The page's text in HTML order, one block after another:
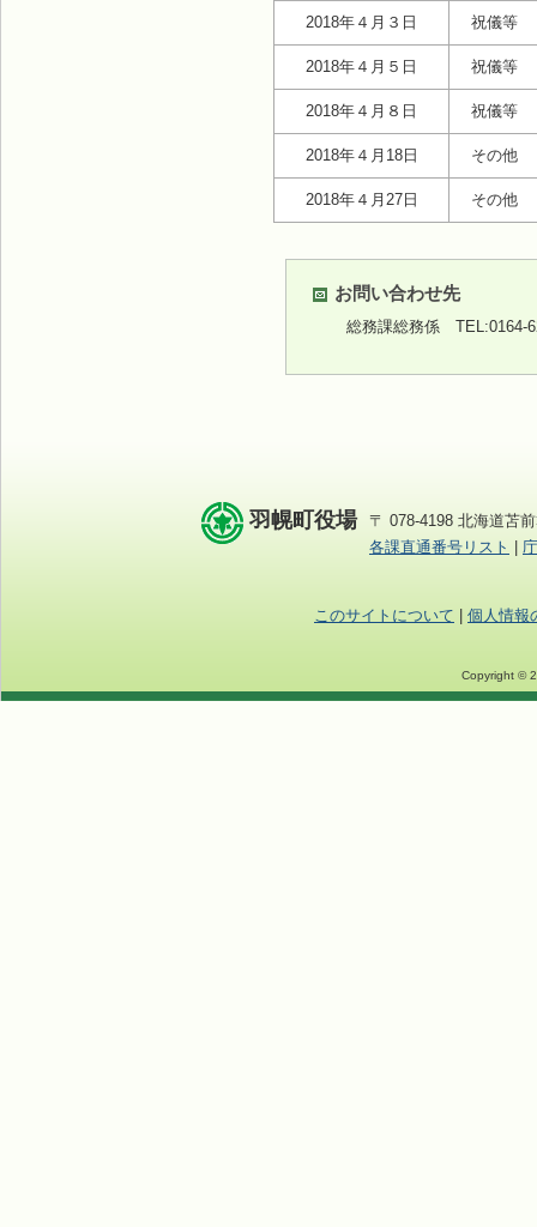
2018年４月３日 祝儀等
2018年４月５日 祝儀等
2018年４月８日 祝儀等
2018年４月18日 その他
2018年４月27日 その他
お問い合わせ先
総務課総務係 TEL:0164-
羽幌町役場
〒 078-4198 北海道苫
各課直通番号リスト
このサイトについて 個人情報
Copyright ©